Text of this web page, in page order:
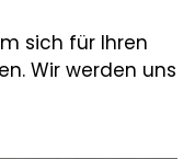
sich für Ihren
Wir werden uns